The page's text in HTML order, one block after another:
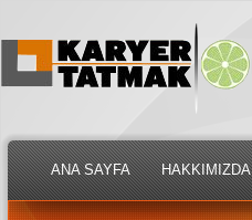
ANA SAYFA HAKKIMIZDA